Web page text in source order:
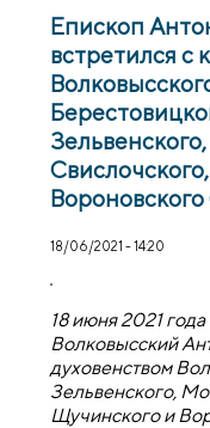
Епископ
встретился с
18/06/2021 - 14:20
18 июня 2021
Волковысский
духовенством
Зельвенского,
Щучинского и